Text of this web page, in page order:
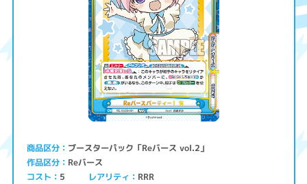
商品区分 ブースターパック「Reバース vol.2」
作品区分 Reバース
コスト 5 レアリティ RRR